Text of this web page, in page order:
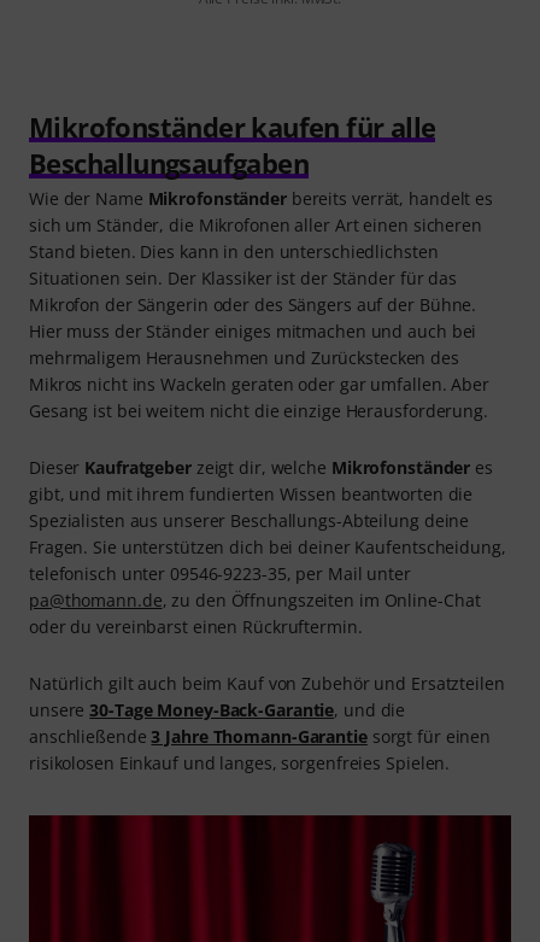
Mikrofonständer kaufen für alle
Beschallungsaufgaben
Wie der Name Mikrofonständerbereits verrät, handelt es
sich um Ständer, die Mikrofonen aller Art einen sicheren
Stand bieten. Dies kann in den unterschiedlichsten
Situationen sein. Der Klassiker ist der Ständer für das
Mikrofon der Sängerin oder des Sängers auf der Bühne.
Hier muss der Ständer einiges mitmachen und auch bei
mehrmaligem Herausnehmen und Zurückstecken des
Mikros nicht ins Wackeln geraten oder gar umfallen. Aber
Gesang ist bei weitem nicht die einzige Herausforderung.
Dieser Kaufratgeberzeigt dir, welche Mikrofonständer es
gibt, und mit ihrem fundierten Wissen beantworten die
Spezialisten aus unserer Beschallungs-Abteilung deine
Fragen. Sie unterstützen dich bei deiner Kaufentscheidung,
telefonisch unter 09546-9223-35, per Mail unter
pa@thomann.de, zu den Öffnungszeiten im Online-Chat
oder du vereinbarst einen Rückruftermin.
Natürlich gilt auch beim Kauf von Zubehör und Ersatzteilen
unsere30-Tage Money-Back-Garantie, und die
anschließende3 Jahre Thomann-Garantiesorgt für einen
risikolosen Einkauf und langes, sorgenfreies Spielen.